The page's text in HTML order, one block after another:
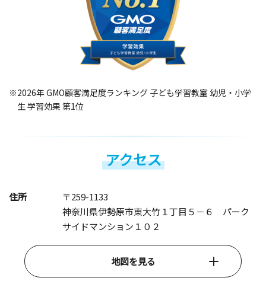
※2026年 GMO顧客満足度ランキング 子ども学習教室 幼児・小学
生 学習効果 第1位
アクセス
住所
〒259-1133
神奈川県伊勢原市東大竹１丁目５－６ パーク
サイドマンション１０２
地図を見る